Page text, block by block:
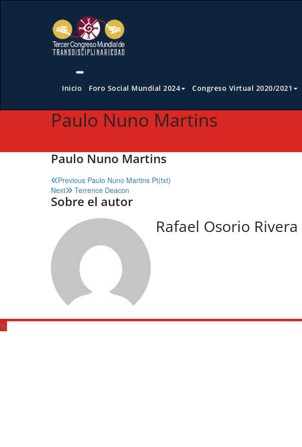
Inicio Foro Social Mundial 2024 Congreso Virtual 2020/2021
Paulo Nuno Martins
Paulo Nuno Martins
Navegación
de
entradas
Previous Paulo Nuno Martins Pt(txt)
Next
Terrence Deacon
Sobre el autor
Rafael Osorio Rivera